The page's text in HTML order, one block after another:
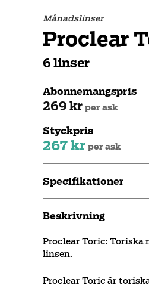
Månadslinser
Proclear
6 linser
Abonnemangspris
269 kr per ask
Styckpris
267 kr per ask
Specifikationer
Beskrivning
Proclear Toric:
linsen.
Proclear Toric är